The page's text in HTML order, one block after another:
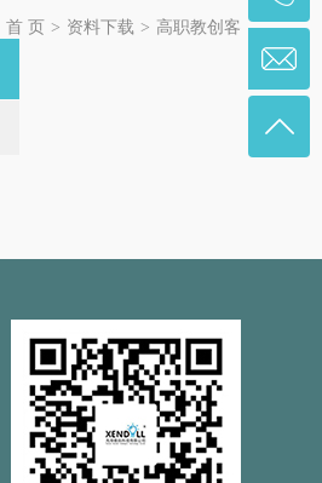
首 页 > 资料下载 > 高职教创客